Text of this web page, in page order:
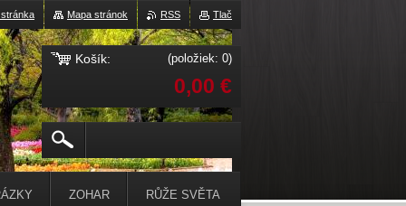
ZOHAR RŮŽE SVĚTA
Tlač
RSS
Mapa stránok
Košík: (položiek: 0)
0,00 €